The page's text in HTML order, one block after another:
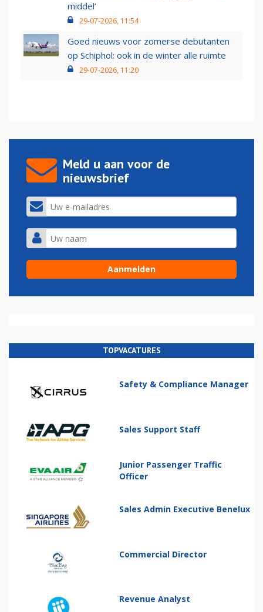
middel’
29-07-2026, 11:54
Goed nieuws voor zomerse debutanten
op Schiphol: ook in de winter alle ruimte
29-07-2026, 11:20
Meld u aan voor de
nieuwsbrief
TOPVACATURES
Safety & Compliance Manager
Sales Support Staff
Junior Passenger Traffic
Officer
Sales Admin Executive Benelux
Commercial Director
Revenue Analyst